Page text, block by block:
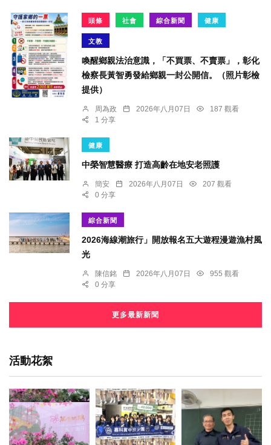
頭條 社會 綜合新聞 健康
文教
喚醒鄉親法治意識，「不買票、不賣票」，彰化
檢察長黃智勇發給鄉親一封公開信。（照片彰檢
提供）
周為政 2026年八月07日
187 觀看
1 分享
健康
中榮智慧醫療 打造高齡在地安老照護
簡安 2026年八月07日
207 觀看
0 分享
綜合新聞
2026海線潮旅行」開放報名五大遊程漫遊漁村風
光
陳信銘 2026年八月07日
955 觀看
0 分享
更多最新新聞
活動花絮